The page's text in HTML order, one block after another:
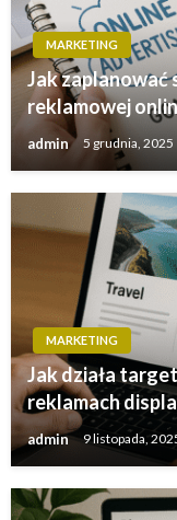
MARKETING
Jak zaplanować
reklamowej
admin 5 grudnia, 2025
MARKETING
Jak działa
reklamach
admin 9 listopada,